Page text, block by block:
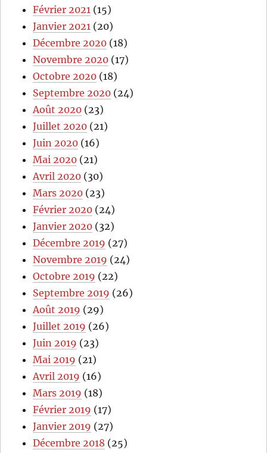
Février 2021 (15)
Janvier 2021 (20)
Décembre 2020 (18)
Novembre 2020 (17)
Octobre 2020 (18)
Septembre 2020 (24)
Août 2020 (23)
Juillet 2020 (21)
Juin 2020 (16)
Mai 2020 (21)
Avril 2020 (30)
Mars 2020 (23)
Février 2020 (24)
Janvier 2020 (32)
Décembre 2019 (27)
Novembre 2019 (24)
Octobre 2019 (22)
Septembre 2019 (26)
Août 2019 (29)
Juillet 2019 (26)
Juin 2019 (23)
Mai 2019 (21)
Avril 2019 (16)
Mars 2019 (18)
Février 2019 (17)
Janvier 2019 (27)
Décembre 2018 (25)